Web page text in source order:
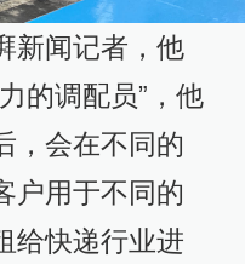
新闻记者，他
的调配员”，他
，会在不同的
户用于不同的
给快递行业进